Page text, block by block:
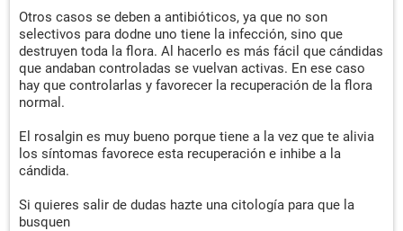
Otros casos se deben a antibióticos, ya que no son
selectivos para dodne uno tiene la infección, sino que
destruyen toda la flora. Al hacerlo es más fácil que cándidas
que andaban controladas se vuelvan activas. En ese caso
hay que controlarlas y favorecer la recuperación de la flora
normal.
El rosalgin es muy bueno porque tiene a la vez que te alivia
los síntomas favorece esta recuperación e inhibe a la
cándida.
Si quieres salir de dudas hazte una citología para que la
busquen